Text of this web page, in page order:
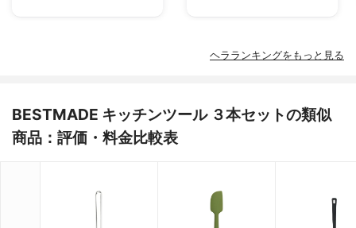
ヘラランキングをもっと見る
BESTMADE キッチンツール ３本セットの類似
商品：評価・料金比較表